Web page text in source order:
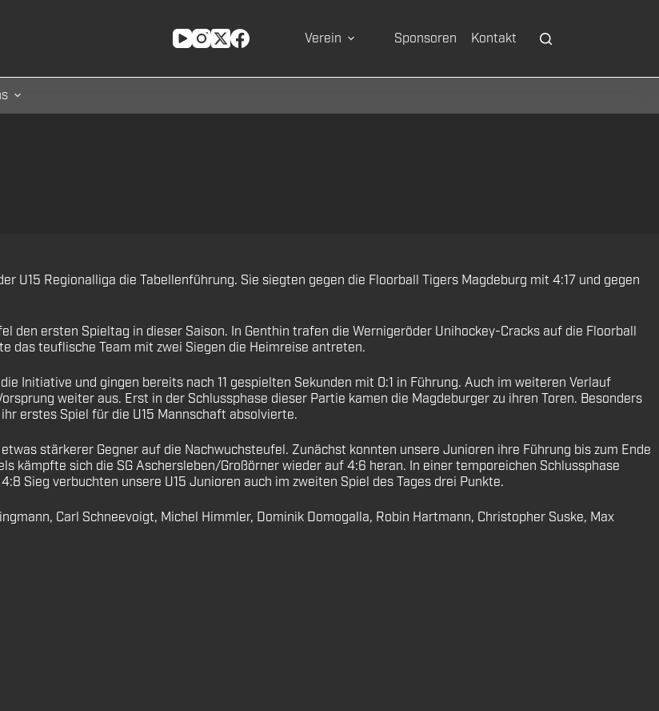
Verein Sponsoren Kontakt
U15 Regionalliga die Tabellenführung. Sie siegten gegen die Floorball Tigers Magdeburg mit 4:17 und gegen
den ersten Spieltag in dieser Saison. In Genthin trafen die Wernigeröder Unihockey-Cracks auf die Floorball
das teuflische Team mit zwei Siegen die Heimreise antreten.
Initiative und gingen bereits nach 11 gespielten Sekunden mit 0:1 in Führung. Auch im weiteren Verlauf
weiter aus. Erst in der Schlussphase dieser Partie kamen die Magdeburger zu ihren Toren. Besonders
erstes Spiel für die U15 Mannschaft absolvierte.
stärkerer Gegner auf die Nachwuchsteufel. Zunächst konnten unsere Junioren ihre Führung bis zum Ende
kämpfte sich die SG Aschersleben/Großörner wieder auf 4:6 heran. In einer temporeichen Schlussphase
Sieg verbuchten unsere U15 Junioren auch im zweiten Spiel des Tages drei Punkte.
Carl Schneevoigt, Michel Himmler, Dominik Domogalla, Robin Hartmann, Christopher Suske, Max